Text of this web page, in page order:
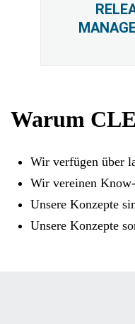
Warum
Wir verfügen über
Wir vereinen
Unsere Konzepte
Unsere Konzepte